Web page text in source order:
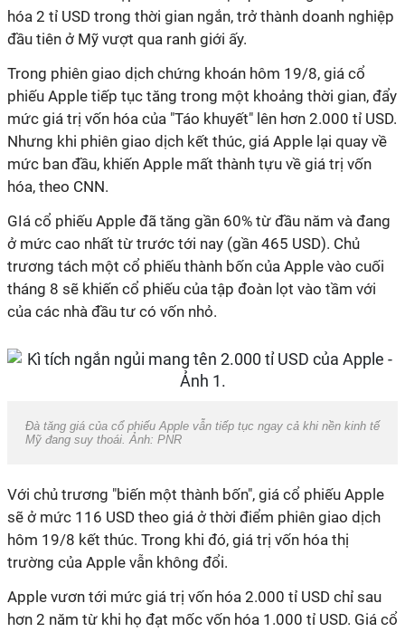
hóa 2 tỉ USD trong thời gian ngắn, trở thành doanh nghiệp
đầu tiên ở Mỹ vượt qua ranh giới ấy.
Trong phiên giao dịch chứng khoán hôm 19/8, giá cổ
phiếu Apple tiếp tục tăng trong một khoảng thời gian, đẩy
mức giá trị vốn hóa của "Táo khuyết" lên hơn 2.000 tỉ USD.
Nhưng khi phiên giao dịch kết thúc, giá Apple lại quay về
mức ban đầu, khiến Apple mất thành tựu về giá trị vốn
hóa, theo CNN.
GIá cổ phiếu Apple đã tăng gần 60% từ đầu năm và đang
ở mức cao nhất từ trước tới nay (gần 465 USD). Chủ
trương tách một cổ phiếu thành bốn của Apple vào cuối
tháng 8 sẽ khiến cổ phiếu của tập đoàn lọt vào tầm với
của các nhà đầu tư có vốn nhỏ.
Đà tăng giá của cổ phiếu Apple vẫn tiếp tục ngay cả khi nền kinh tế
Mỹ đang suy thoái. Ảnh: PNR
Với chủ trương "biến một thành bốn", giá cổ phiếu Apple
sẽ ở mức 116 USD theo giá ở thời điểm phiên giao dịch
hôm 19/8 kết thúc. Trong khi đó, giá trị vốn hóa thị
trường của Apple vẫn không đổi.
Apple vươn tới mức giá trị vốn hóa 2.000 tỉ USD chỉ sau
hơn 2 năm từ khi họ đạt mốc vốn hóa 1.000 tỉ USD. Giá cổ